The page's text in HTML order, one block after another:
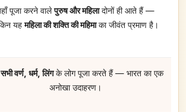
पूजा करने वालेपुरुष और महिलादोनों ही आते हैं —
यहमहिला की शक्ति की महिमाका जीवंत प्रमाण है।
सभी वर्ण, धर्म, लिंगके लोग पूजा करते हैं — भारत का एक
अनोखा उदाहरण।